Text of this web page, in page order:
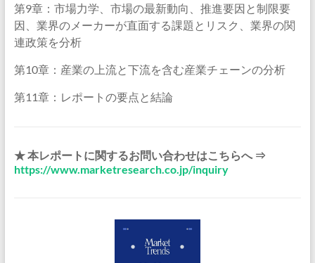
第9章：市場力学、市場の最新動向、推進要因と制限要
因、業界のメーカーが直面する課題とリスク、業界の関
連政策を分析
第10章：産業の上流と下流を含む産業チェーンの分析
第11章：レポートの要点と結論
★ 本レポートに関するお問い合わせはこちらへ ⇒
https://www.marketresearch.co.jp/inquiry